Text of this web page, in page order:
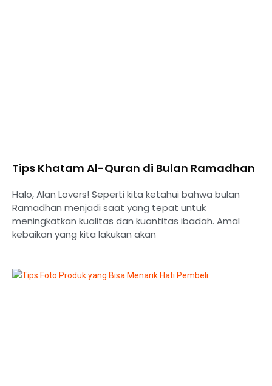
Tips Khatam Al-Quran di Bulan Ramadhan
Halo, Alan Lovers! Seperti kita ketahui bahwa bulan
Ramadhan menjadi saat yang tepat untuk
meningkatkan kualitas dan kuantitas ibadah. Amal
kebaikan yang kita lakukan akan